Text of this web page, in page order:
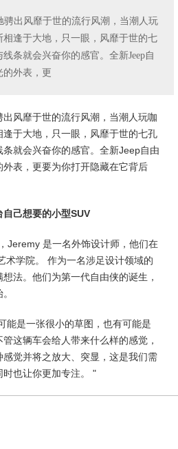
骋出风靡于世的流行风潮，当潮人玩
逢于大地，只一眼，风靡于世的七
条就会兴奋你的感官。全新Jeep自
的外表，更
风靡于世的流行风潮，当潮人玩咖
于大地，只一眼，风靡于世的七孔
就会兴奋你的感官。全新Jeep自由
表，更要为你打开隐藏在它背后
己想要的小型SUV
Jeremy 是一名外饰设计师，他们在
术学院。 作为一名涉足设计领域的
法。他们为第一代自由侠的诞生，
能是一张很小的草图，也有可能是
这辆车会给人带来什么样的感觉，
觉并将之放大、突显，这是我们需
也让你更加专注。 "